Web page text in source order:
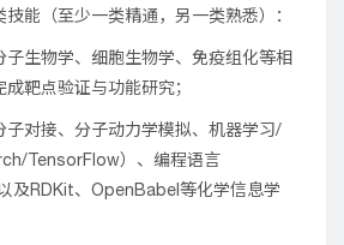
技能（至少一类精通，另一类熟悉）：
子生物学、细胞生物学、免疫组化等相
靶点验证与功能研究；
子对接、分子动力学模拟、机器学习/
TensorFlow）、编程语言
及RDKit、OpenBabel等化学信息学